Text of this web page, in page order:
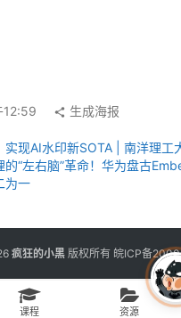
12:59 生成海报
实现AI水印新SOTA | 南洋理工
的“左右脑”革命！华为盘古
为一
疯狂的小黑 版权所有 皖ICP备
课程 资源